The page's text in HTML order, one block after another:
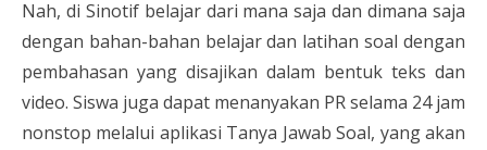
Nah, di Sinotif belajar dari mana saja dan dimana saja
dengan bahan-bahan belajar dan latihan soal dengan
pembahasan yang disajikan dalam bentuk teks dan
video. Siswa juga dapat menanyakan PR selama 24 jam
nonstop melalui aplikasi Tanya Jawab Soal, yang akan